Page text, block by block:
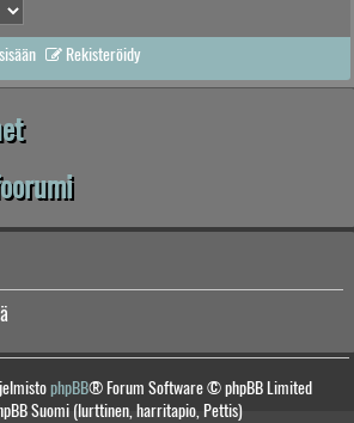
Rekisteröidy
phpBB® Forum Software © phpBB Limited
Suomi (lurttinen, harritapio, Pettis)